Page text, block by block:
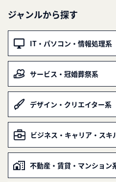
ジャンルから探す
IT・パソコン・情報処理系
サービス・冠婚葬祭系
デザイン・クリエイター系
ビジネス・キャリア・スキ
不動産・賃貸・マンション